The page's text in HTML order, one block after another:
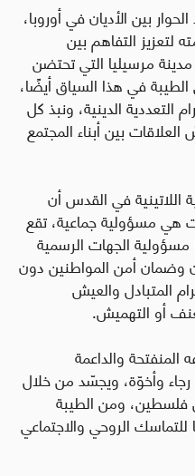
بين الأديان في أوروبا،
التفاهم بين
مرسيليا التي تحتضن
الطيبة في هذا السياق أيضًا،
الدينية، ونبذ كل
بين أبناء المجتمع
اللاتينية في القدس أن
هي مسؤولية جماعية، تقع
مسؤولية الجهات الرسمية
وضمان أمن المواطنين دون
المتبادل والعيش
أو التهميش.
المنفتحة والداعمة
وأخوّة، ويجسّد من خلال
فلسطين، ومن الطيبة
الروحي والاجتماعي